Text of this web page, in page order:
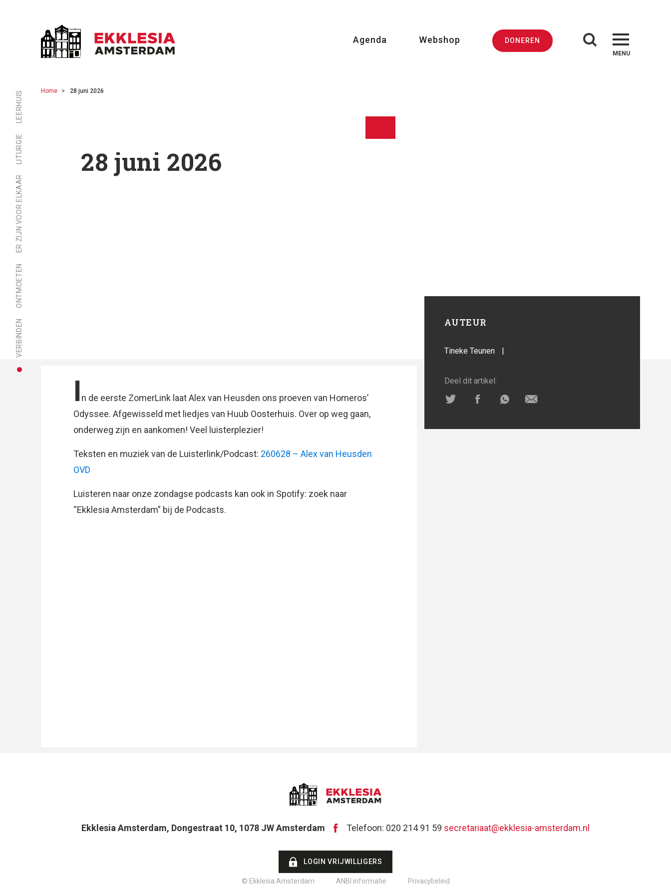
Agenda Webshop DONEREN
MENU
LEERHUIS
LITURGIE
ER ZIJN VOOR ELKAAR
ONTMOETEN
VERBINDEN
Home 28 juni 2026
28 juni 2026
AUTEUR
Tineke Teunen |
Deel dit artikel:
In de eerste ZomerLink laat Alex van Heusden ons proeven van Homeros’
Odyssee. Afgewisseld met liedjes van Huub Oosterhuis. Over op weg gaan,
onderweg zijn en aankomen! Veel luisterplezier!
Teksten en muziek van de Luisterlink/Podcast: 260628 – Alex van Heusden
OVD
Luisteren naar onze zondagse podcasts kan ook in Spotify: zoek naar
“Ekklesia Amsterdam” bij de Podcasts.
Ekklesia Amsterdam, Dongestraat 10, 1078 JW Amsterdam Telefoon: 020 214 91 59 secretariaat@ekklesia-amsterdam.nl
LOGIN VRIJWILLIGERS
© Ekklesia Amsterdam ANBI informatie Privacybeleid